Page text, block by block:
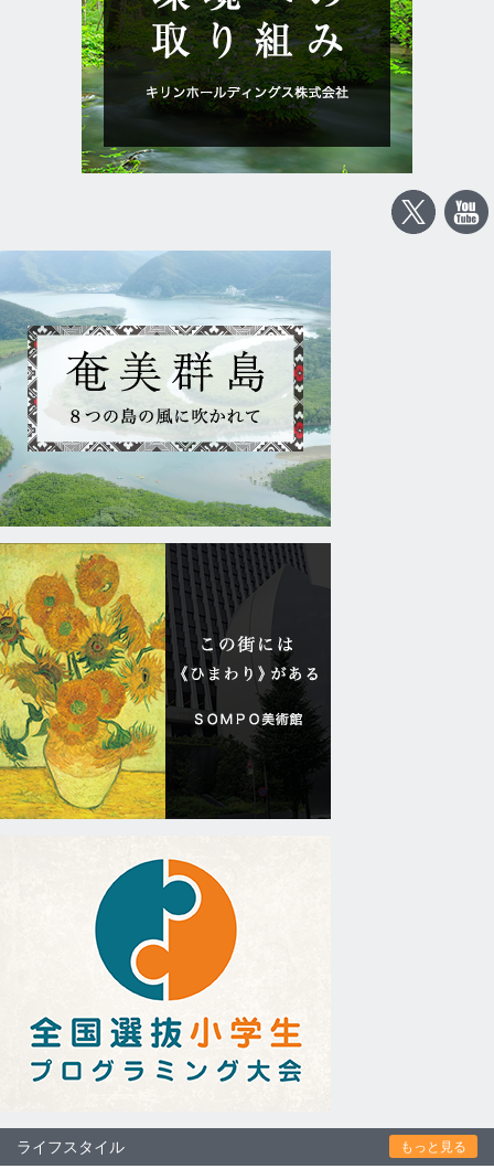
ライフスタイル もっと見る